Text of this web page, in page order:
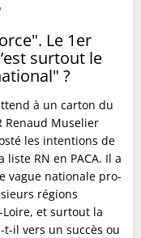
Le 1er
surtout le
?
à un carton du
Renaud Muselier
les intentions de
RN en PACA. Il a
vague nationale pro-
régions
et surtout la
t-il vers un succès ou